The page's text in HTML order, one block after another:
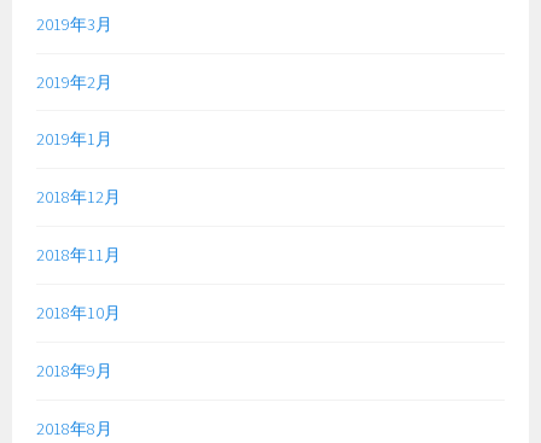
2019年3月
2019年2月
2019年1月
2018年12月
2018年11月
2018年10月
2018年9月
2018年8月